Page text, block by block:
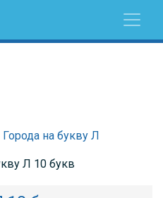
Города на букву Л
Л 10 букв